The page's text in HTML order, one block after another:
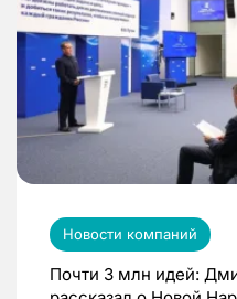
Новости компаний
Почти 3 млн идей: